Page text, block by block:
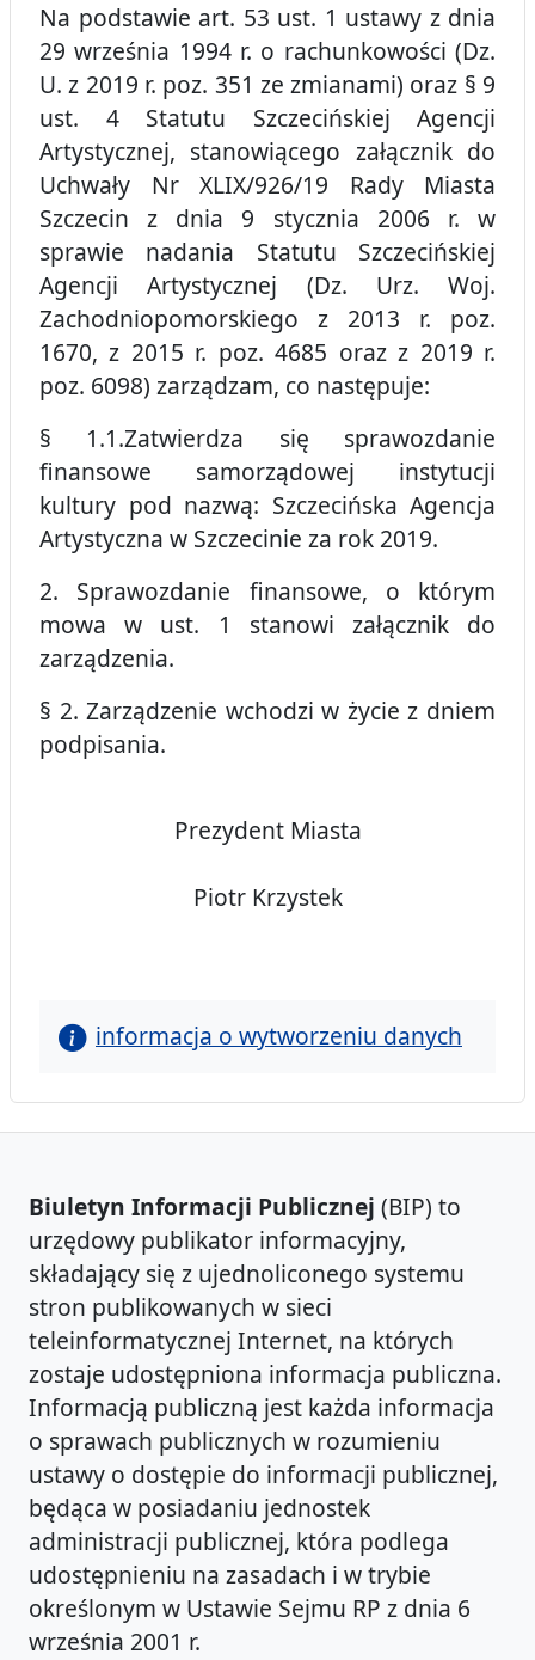
Na podstawie art. 53 ust. 1 ustawy z dnia
29 września 1994 r. o rachunkowości (Dz.
U. z 2019 r. poz. 351 ze zmianami) oraz § 9
ust. 4 Statutu Szczecińskiej Agencji
Artystycznej, stanowiącego załącznik do
Uchwały Nr XLIX/926/19 Rady Miasta
Szczecin z dnia 9 stycznia 2006 r. w
sprawie nadania Statutu Szczecińskiej
Agencji Artystycznej (Dz. Urz. Woj.
Zachodniopomorskiego z 2013 r. poz.
1670, z 2015 r. poz. 4685 oraz z 2019 r.
poz. 6098) zarządzam, co następuje:
§ 1.1.Zatwierdza się sprawozdanie
finansowe samorządowej instytucji
kultury pod nazwą: Szczecińska Agencja
Artystyczna w Szczecinie za rok 2019.
2. Sprawozdanie finansowe, o którym
mowa w ust. 1 stanowi załącznik do
zarządzenia.
§ 2. Zarządzenie wchodzi w życie z dniem
podpisania.
Prezydent Miasta
Piotr Krzystek
informacja o wytworzeniu danych
Biuletyn Informacji Publicznej (BIP) to
urzędowy publikator informacyjny,
składający się z ujednoliconego systemu
stron publikowanych w sieci
teleinformatycznej Internet, na których
zostaje udostępniona informacja publiczna.
Informacją publiczną jest każda informacja
o sprawach publicznych w rozumieniu
ustawy o dostępie do informacji publicznej,
będąca w posiadaniu jednostek
administracji publicznej, która podlega
udostępnieniu na zasadach i w trybie
określonym w Ustawie Sejmu RP z dnia 6
września 2001 r.